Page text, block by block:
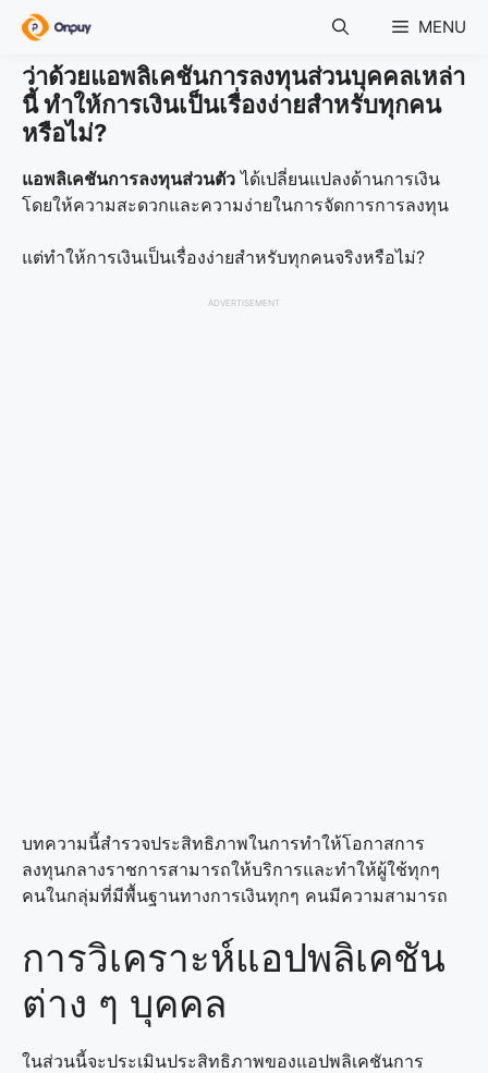
Skip
content
MENU
ว่าด้วยแอพลิเคชันการลงทุนส่วนบุคคลเหล่า
นี้ ทำให้การเงินเป็นเรื่องง่ายสำหรับทุกคน
หรือไม่?
แอพลิเคชันการลงทุนส่วนตัว ได้เปลี่ยนแปลงด้านการเงิน
โดยให้ความสะดวกและความง่ายในการจัดการการลงทุน
แต่ทำให้การเงินเป็นเรื่องง่ายสำหรับทุกคนจริงหรือไม่?
ADVERTISEMENT
บทความนี้สำรวจประสิทธิภาพในการทำให้โอกาสการ
ลงทุนกลางราชการสามารถให้บริการและทำให้ผู้ใช้ทุกๆ
คนในกลุ่มที่มีพื้นฐานทางการเงินทุกๆ คนมีความสามารถ
การวิเคราะห์แอปพลิเคชัน
ต่าง ๆ บุคคล
ในส่วนนี้จะประเมินประสิทธิภาพของแอปพลิเคชันการ